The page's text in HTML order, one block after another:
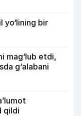
yo‘lining bir
mag‘lub etdi,
g‘alabani
qildi